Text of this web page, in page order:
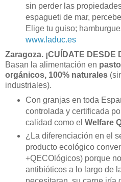
sin perder las
espagueti de mar,
Elige tu guiso;
www.laduc.es
Zaragoza. ¡CUÍDATE DESDE
Basan la alimentación en
orgánicos, 100% naturales
industriales).
Con granjas en toda
controlada y certificada
calidad como el Welfare
¿La diferenciación en el
producto ecológico
+QECOlógicos) porque
antibióticos a lo largo de